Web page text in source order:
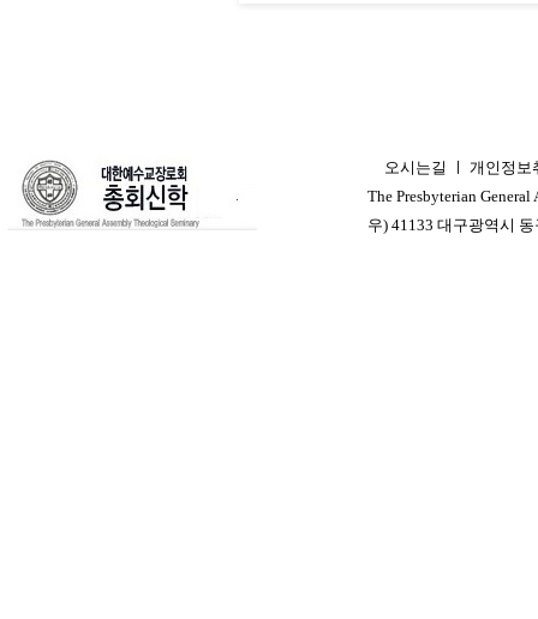
오시는길 ㅣ 개인정보
The Presbyterian
우) 41133 대구광역시